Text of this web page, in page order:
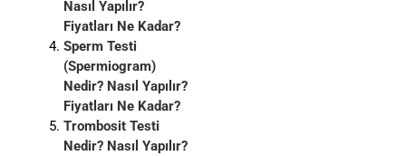
Nasıl Yapılır?
Fiyatları Ne Kadar?
Sperm Testi
(Spermiogram)
Nedir? Nasıl Yapılır?
Fiyatları Ne Kadar?
Trombosit Testi
Nedir? Nasıl Yapılır?